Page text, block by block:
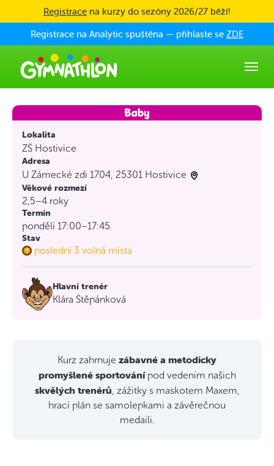
Skip to main content
Registrace na kurzy do sezóny 2026/27 běží!
Registrace na Analytic spuštěna — přihlaste se ZDE
Lokalita
ZŠ Hostivice
Adresa
U Zámecké zdi 1704, 25301 Hostivice
Věkové rozmezí
2,5–4 roky
Termín
pondělí 17:00–17:45
Stav
poslední 3 volná místa
Hlavní trenér
Klára Štěpánková
Kurz zahrnuje zábavné a metodicky
promyšlené sportovánípod vedením našich
skvělých trenérů , zážitky s maskotem Maxem,
hrací plán se samolepkami a závěrečnou
medaili.